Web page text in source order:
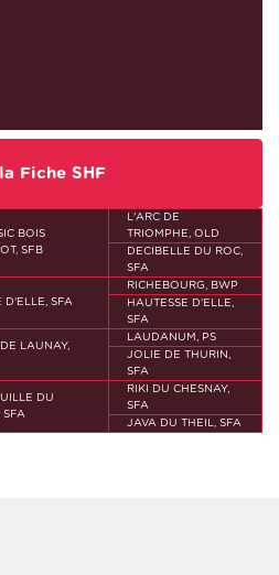
Fiche SHF
BOIS
SFB
L'ARC DE
TRIOMPHE, OLD
DECIBELLE DU ROC,
SFA
D'ELLE, SFA
RICHEBOURG, BWP
HAUTESSE D'ELLE,
SFA
LAUNAY,
LAUDANUM, PS
JOLIE DE THURIN,
SFA
DU
SFA
RIKI DU CHESNAY,
SFA
JAVA DU THEIL, SFA